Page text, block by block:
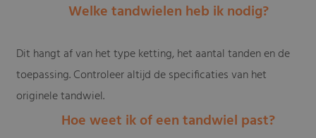
Welke tandwielen heb ik nodig?
Dit hangt af van het type ketting, het aantal tanden en de
toepassing. Controleer altijd de specificaties van het
originele tandwiel.
Hoe weet ik of een tandwiel past?